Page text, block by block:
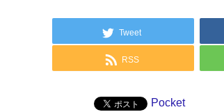
Tweet
RSS
Pocket